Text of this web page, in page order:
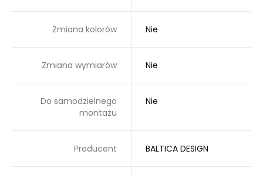
Zmiana kolorów Nie
Zmiana wymiarów Nie
Do samodzielnego
montażu
Nie
Producent BALTICA DESIGN